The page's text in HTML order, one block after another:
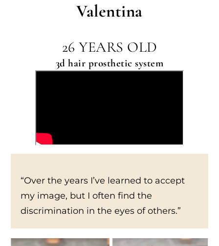
Valentina
26 YEARS OLD
3d hair prosthetic system
“Over the years I’ve learned to accept
my image, but I often find the
discrimination in the eyes of others.”